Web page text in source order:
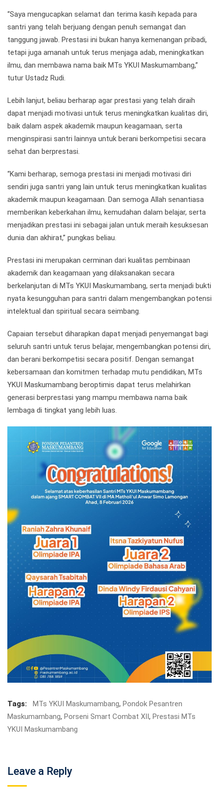
“Saya mengucapkan selamat dan terima kasih kepada para
santri yang telah berjuang dengan penuh semangat dan
tanggung jawab. Prestasi ini bukan hanya kemenangan pribadi,
tetapi juga amanah untuk terus menjaga adab, meningkatkan
ilmu, dan membawa nama baik MTs YKUI Maskumambang,”
tutur Ustadz Rudi.
Lebih lanjut, beliau berharap agar prestasi yang telah diraih
dapat menjadi motivasi untuk terus meningkatkan kualitas diri,
baik dalam aspek akademik maupun keagamaan, serta
menginspirasi santri lainnya untuk berani berkompetisi secara
sehat dan berprestasi.
“Kami berharap, semoga prestasi ini menjadi motivasi diri
sendiri juga santri yang lain untuk terus meningkatkan kualitas
akademik maupun keagamaan. Dan semoga Allah senantiasa
memberikan keberkahan ilmu, kemudahan dalam belajar, serta
menjadikan prestasi ini sebagai jalan untuk meraih kesuksesan
dunia dan akhirat,” pungkas beliau.
Prestasi ini merupakan cerminan dari kualitas pembinaan
akademik dan keagamaan yang dilaksanakan secara
berkelanjutan di MTs YKUI Maskumambang, serta menjadi bukti
nyata kesungguhan para santri dalam mengembangkan potensi
intelektual dan spiritual secara seimbang.
Capaian tersebut diharapkan dapat menjadi penyemangat bagi
seluruh santri untuk terus belajar, mengembangkan potensi diri,
dan berani berkompetisi secara positif. Dengan semangat
kebersamaan dan komitmen terhadap mutu pendidikan, MTs
YKUI Maskumambang beroptimis dapat terus melahirkan
generasi berprestasi yang mampu membawa nama baik
lembaga di tingkat yang lebih luas.
Tags: MTs YKUI Maskumambang, Pondok Pesantren
Maskumambang, Porseni Smart Combat XII, Prestasi MTs
YKUI Maskumambang
Leave a Reply